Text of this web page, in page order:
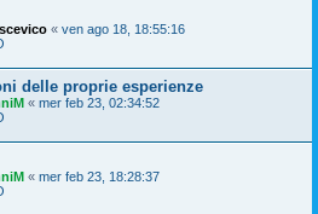
« ven ago 18, 18:55:16
delle proprie esperienze
« mer feb 23, 02:34:52
« mer feb 23, 18:28:37